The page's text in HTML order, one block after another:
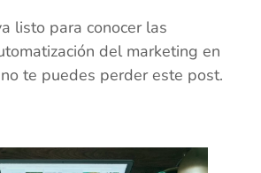
listo para conocer las
del marketing en
te puedes perder este post.